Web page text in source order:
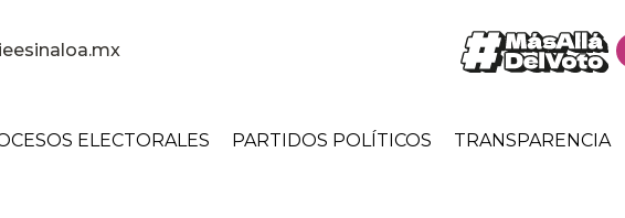
ELECTORALES PARTIDOS POLÍTICOS TRANSPARENCIA